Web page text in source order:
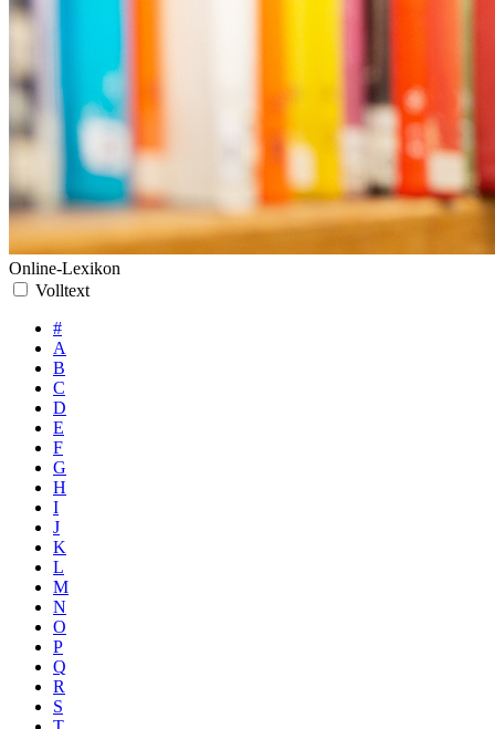
Online-Lexikon
Volltext
#
A
B
C
D
E
F
G
H
I
J
K
L
M
N
O
P
Q
R
S